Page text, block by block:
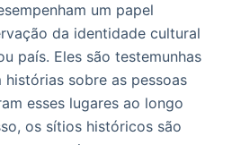
um papel
da identidade cultural
país. Eles são testemunhas
sobre as pessoas
esses lugares ao longo
os sítios históricos são